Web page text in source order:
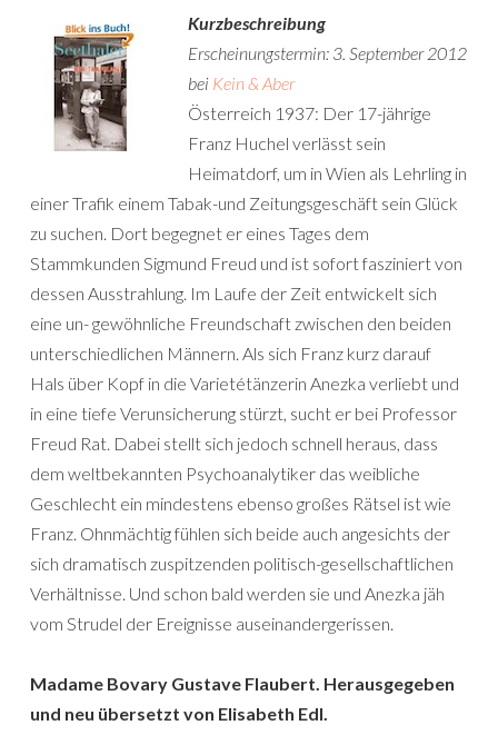
Kurzbeschreibung
Erscheinungstermin: 3. September 2012
bei Kein & Aber
Österreich 1937: Der 17-jährige
Franz Huchel verlässt sein
Heimatdorf, um in Wien als Lehrling in
einer Trafik einem Tabak-und Zeitungsgeschäft sein Glück
zu suchen. Dort begegnet er eines Tages dem
Stammkunden Sigmund Freud und ist sofort fasziniert von
dessen Ausstrahlung. Im Laufe der Zeit entwickelt sich
eine un- gewöhnliche Freundschaft zwischen den beiden
unterschiedlichen Männern. Als sich Franz kurz darauf
Hals über Kopf in die Varietétänzerin Anezka verliebt und
in eine tiefe Verunsicherung stürzt, sucht er bei Professor
Freud Rat. Dabei stellt sich jedoch schnell heraus, dass
dem weltbekannten Psychoanalytiker das weibliche
Geschlecht ein mindestens ebenso großes Rätsel ist wie
Franz. Ohnmächtig fühlen sich beide auch angesichts der
sich dramatisch zuspitzenden politisch-gesellschaftlichen
Verhältnisse. Und schon bald werden sie und Anezka jäh
vom Strudel der Ereignisse auseinandergerissen.
Madame Bovary Gustave Flaubert. Herausgegeben
und neu übersetzt von Elisabeth Edl.